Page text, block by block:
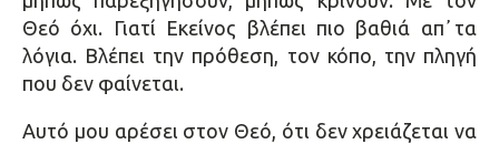
Θεό όχι. Γιατί Εκείνος βλέπει πιο βαθιά απ᾿ τα
λόγια. Βλέπει την πρόθεση, τον κόπο, την πληγή
που δεν φαίνεται.
Αυτό μου αρέσει στον Θεό, ότι δεν χρειάζεται να